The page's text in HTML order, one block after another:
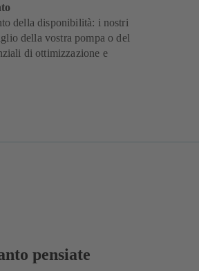
della disponibilità: i nostri
della vostra pompa o del
di ottimizzazione e
pensiate